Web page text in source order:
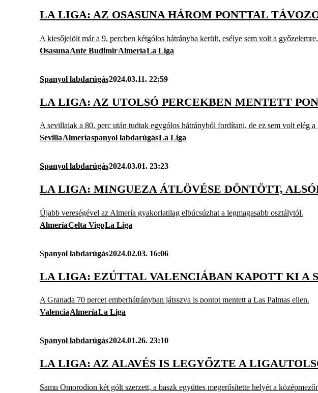
LA LIGA: AZ OSASUNA HÁROM PONTTAL
A kiesőjelölt már a 9. percben kétgólos hátrányba került, esélye sem volt a győzelemre.
OsasunaAnte BudimirAlmeríaLa Liga
Spanyol labdarúgás2024.03.11. 22:59
LA LIGA: AZ UTOLSÓ PERCEKBEN MENTETT
A sevillaiak a 80. perc után tudtak egygólos hátrányból fordítani, de ez sem volt elég a
SevillaAlmeríaspanyol labdarúgásLa Liga
Spanyol labdarúgás2024.03.01. 23:23
LA LIGA: MINGUEZA ÁTLÖVÉSE DÖNTÖTT,
Újabb vereségével az Almería gyakorlatilag elbúcsúzhat a legmagasabb osztálytól.
AlmeríaCelta VigoLa Liga
Spanyol labdarúgás2024.02.03. 16:06
LA LIGA: EZÚTTAL VALENCIÁBAN KAPOTT KI A
A Granada 70 percet emberhátrányban játsszva is pontot mentett a Las Palmas ellen.
ValenciaAlmeríaLa Liga
Spanyol labdarúgás2024.01.26. 23:10
LA LIGA: AZ ALAVÉS IS LEGYŐZTE A
Samu Omorodion két gólt szerzett, a baszk együttes megerősítette helyét a